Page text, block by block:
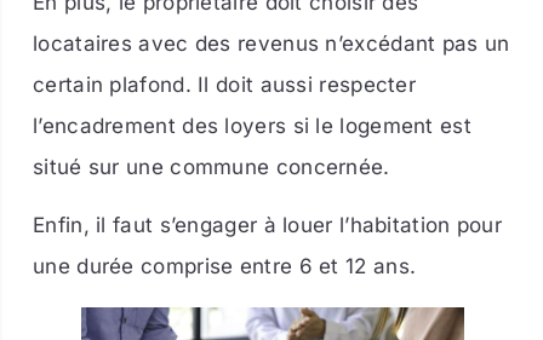
locataires avec des revenus n’excédant pas un
certain plafond. Il doit aussi respecter
l’encadrement des loyers si le logement est
situé sur une commune concernée.
Enfin, il faut s’engager à louer l’habitation pour
une durée comprise entre 6 et 12 ans.